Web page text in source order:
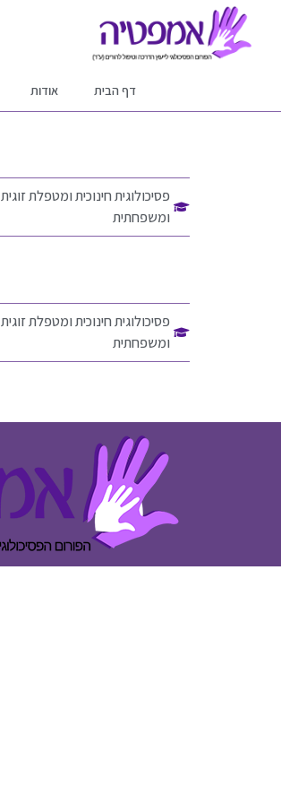
דף הבית אודות
פסיכולוגית חינוכית ומטפלת זוגית
ומשפחתית
פסיכולוגית חינוכית ומטפלת זוגית
ומשפחתית